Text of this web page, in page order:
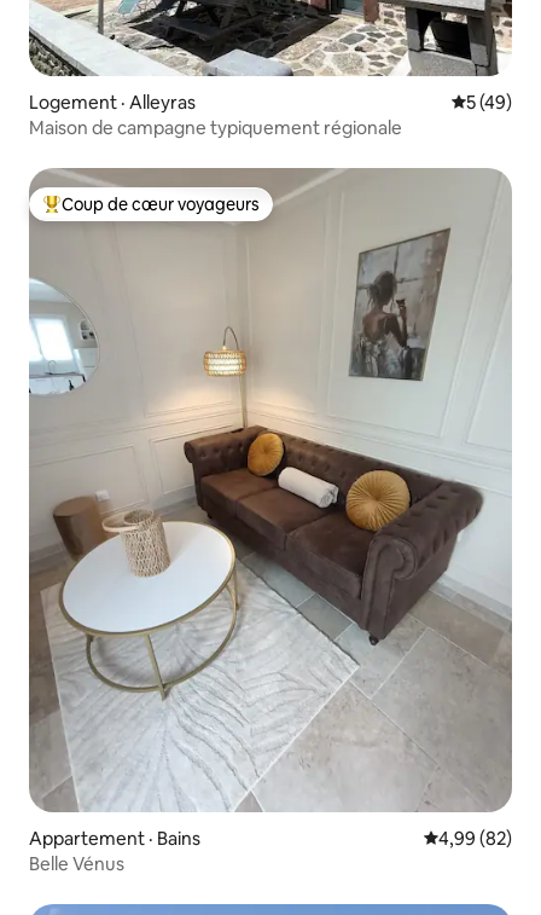
Logement · Alleyras Note
5 (49)
Maison de campagne typiquement régionale
Coup de cœur voyageurs parmi les plus aimés
Coup de cœur voyageurs
Appartement · Bains Note
4,99 (82)
Belle Vénus